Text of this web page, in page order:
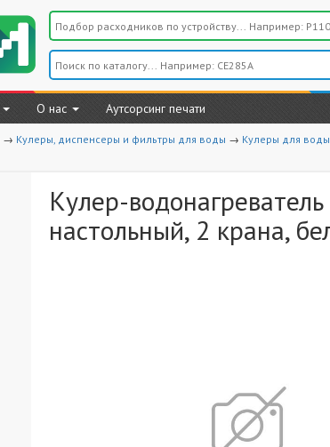
О нас Аутсорсинг печати
→ Кулеры, диспенсеры и фильтры для воды → Кулеры для воды
Кулер-
настольный, 2 крана,